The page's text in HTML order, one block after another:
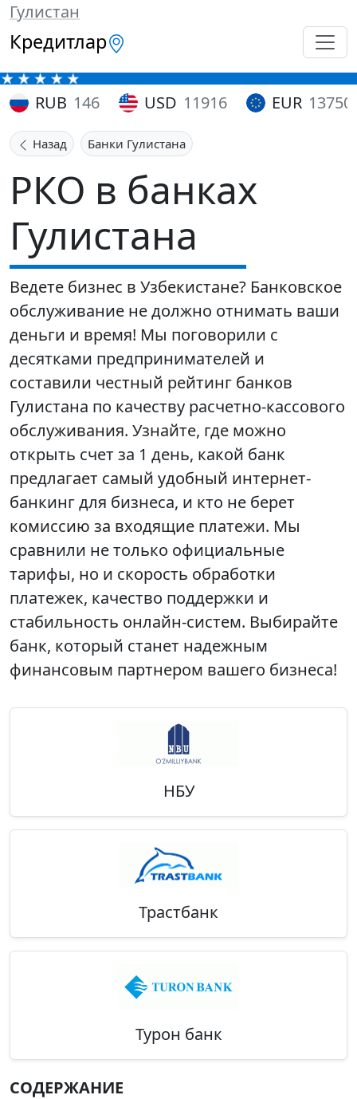
Гулистан
Кредитлар
RUB 146 USD 11916 EUR 13750
Назад Банки Гулистана
РКО в банках
Гулистана
Ведете бизнес в Узбекистане? Банковское
обслуживание не должно отнимать ваши
деньги и время! Мы поговорили с
десятками предпринимателей и
составили честный рейтинг банков
Гулистана по качеству расчетно-кассового
обслуживания. Узнайте, где можно
открыть счет за 1 день, какой банк
предлагает самый удобный интернет-
банкинг для бизнеса, и кто не берет
комиссию за входящие платежи. Мы
сравнили не только официальные
тарифы, но и скорость обработки
платежек, качество поддержки и
стабильность онлайн-систем. Выбирайте
банк, который станет надежным
финансовым партнером вашего бизнеса!
НБУ
Трастбанк
Турон банк
СОДЕРЖАНИЕ